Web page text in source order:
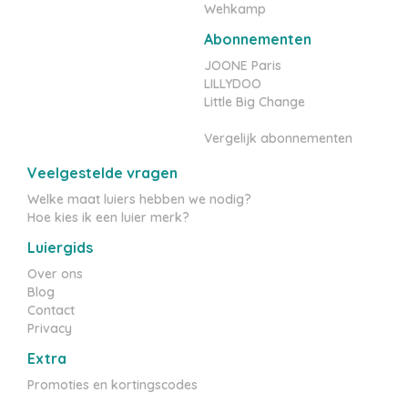
Wehkamp
Abonnementen
JOONE Paris
LILLYDOO
Little Big Change
Vergelijk abonnementen
Veelgestelde vragen
Welke maat luiers hebben we nodig?
Hoe kies ik een luier merk?
Luiergids
Over ons
Blog
Contact
Privacy
Extra
Promoties en kortingscodes